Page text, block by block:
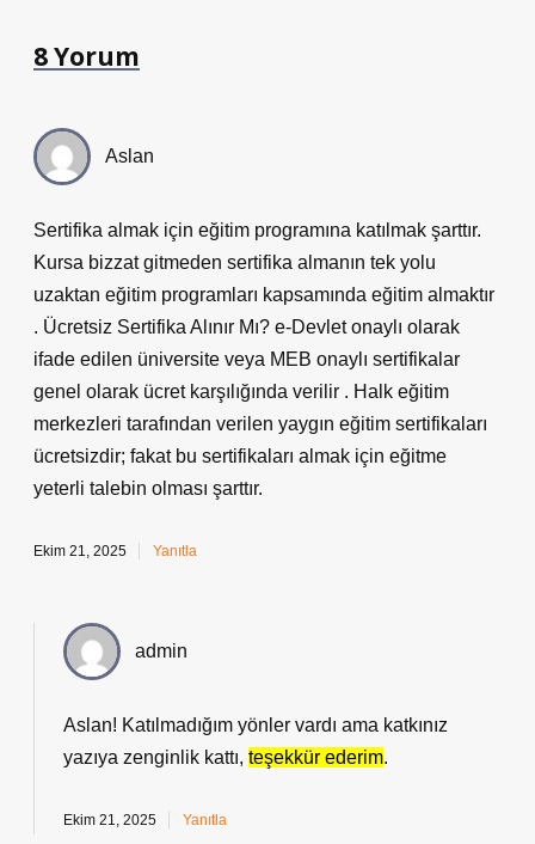
8 Yorum
Aslan
Sertifika almak için eğitim programına katılmak şarttır.
Kursa bizzat gitmeden sertifika almanın tek yolu
uzaktan eğitim programları kapsamında eğitim almaktır
. Ücretsiz Sertifika Alınır Mı? e-Devlet onaylı olarak
ifade edilen üniversite veya MEB onaylı sertifikalar
genel olarak ücret karşılığında verilir . Halk eğitim
merkezleri tarafından verilen yaygın eğitim sertifikaları
ücretsizdir; fakat bu sertifikaları almak için eğitme
yeterli talebin olması şarttır.
Ekim 21, 2025 Yanıtla
admin
Aslan! Katılmadığım yönler vardı ama katkınız
yazıya zenginlik kattı, teşekkür ederim.
Ekim 21, 2025 Yanıtla